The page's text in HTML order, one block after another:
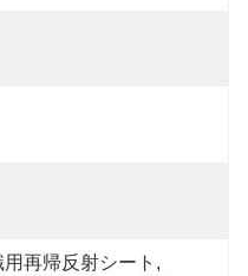
再帰反射シート ,